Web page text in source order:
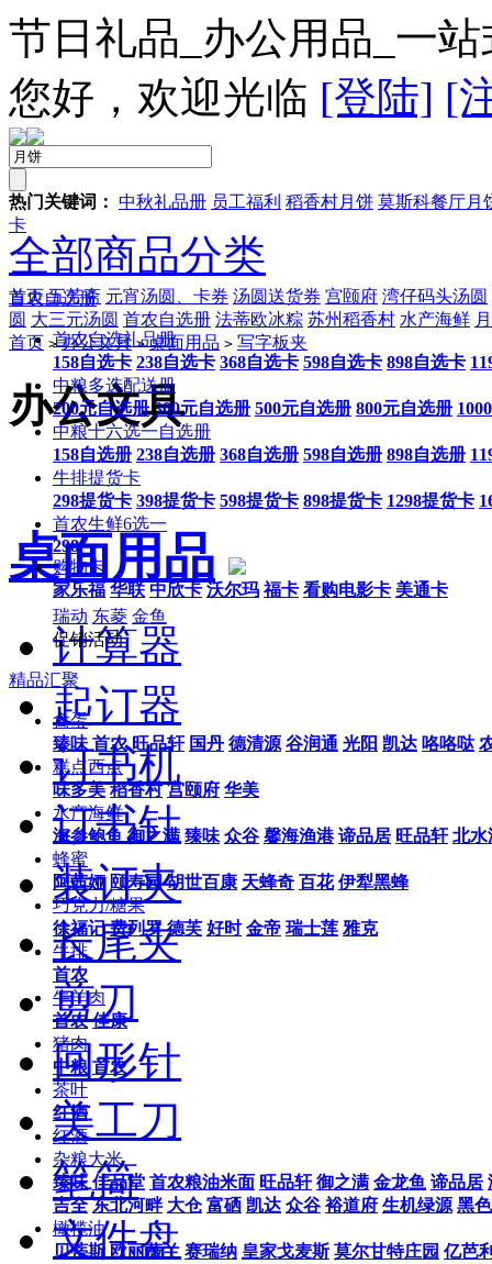
节日礼品_办公用品_一
您好，欢迎光临 [登陆] [
热门关键词： 中秋礼品册 员工福利 稻香村月饼 莫斯科餐厅月
卡
全部商品分类
首农自选册
首农自选礼品册
158自选卡 238自选卡 368自选卡 598自选卡 898自选卡
中粮多选配送册
200元自选册 300元自选册 500元自选册 800元自选册
中粮十六选一自选册
158自选册 238自选册 368自选册 598自选册 898自选册
牛排提货卡
298提货卡 398提货卡 598提货卡 898提货卡 1298提货卡
首农生鲜6选一
298
购物卡
家乐福 华联 中欣卡 沃尔玛 福卡 看购电影卡 美通卡
瑞动 东菱 金鱼
促销活动
精品汇聚
禽蛋
臻味 首农 旺品轩 国丹 德清源 谷润通 光阳 凯达 咯咯哒
糕点西点
味多美 稻香村 宫颐府 华美
水产海鲜
海参鲍鱼 御之满 臻味 众谷 馨海渔港 谛品居 旺品轩 北水
蜂蜜
阿茜娅 颐寿园 胡世百康 天蜂奇 百花 伊犁黑蜂
巧克力/糖果
徐福记 费列罗 德芙 好时 金帝 瑞士莲 雅克
牛排
首农
牛羊肉
首农 佳康
猪肉
中粮 首农
茶叶
红酒
红酒
杂粮大米
臻味 佳品堂 首农粮油米面 旺品轩 御之满 金龙鱼 谛品居
吉全 东北河畔 大仓 富硒 凯达 众谷 裕道府 生机绿源 黑
橄榄油
贝蒂斯 欧丽薇兰 赛瑞纳 皇家戈麦斯 莫尔甘特庄园 亿芭
首页五芳斋 元宵汤圆、卡券 汤圆送货券 宫颐府 湾仔码头汤圆
圆 大三元汤圆 首农自选册 法蒂欧冰粽 苏州稻香村 水产海鲜
首页 > 办公文具 > 桌面用品 > 写字板夹
办公文具
桌面用品
计算器
起订器
订书机
订书针
装订夹
长尾夹
剪刀
回形针
美工刀
笔筒
文件盘